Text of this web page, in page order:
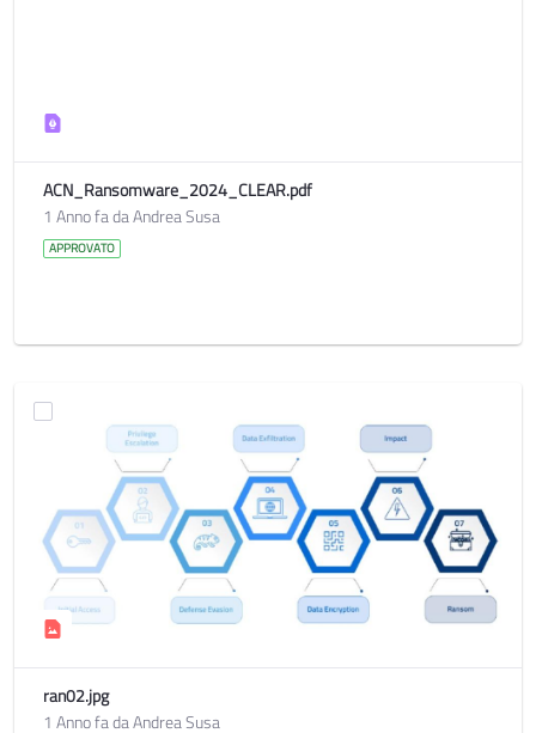
ACN_Ransomware_2024_CLEAR.pdf
1 Anno fa da Andrea Susa
APPROVATO
ran02.jpg
1 Anno fa da Andrea Susa